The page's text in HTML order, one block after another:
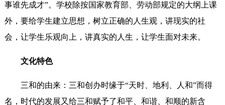
事谁先成才”。学校除按国家教育部、劳动部规定的大纲上课
外，要给学生建立思想，树立正确的人生观，讲现实的社
会，让学生乐观向上，讲真实的人生，让学生面对未来。
文化特色
三和的由来：三和创办时缘于“天时、地利、人和”而得
名，时代的发展又给三和赋予了和平、和谐、和顺的新含